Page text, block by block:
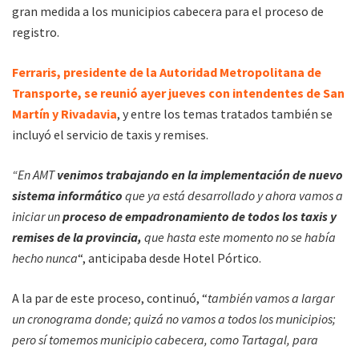
gran medida a los municipios cabecera para el proceso de
registro.
Ferraris, presidente de la Autoridad Metropolitana de
Transporte, se reunió ayer jueves con intendentes de San
Martín y Rivadavia, y entre los temas tratados también se
incluyó el servicio de taxis y remises.
“En AMTvenimos trabajando en la implementación de nuevo
sistema informático que ya está desarrollado y ahora vamos a
iniciar unproceso de empadronamiento de todos los taxis y
remises de la provincia, que hasta este momento no se había
hecho nunca“, anticipaba desde Hotel Pórtico.
A la par de este proceso, continuó, “también vamos a largar
un cronograma donde; quizá no vamos a todos los municipios;
pero sí tomemos municipio cabecera, como Tartagal, para